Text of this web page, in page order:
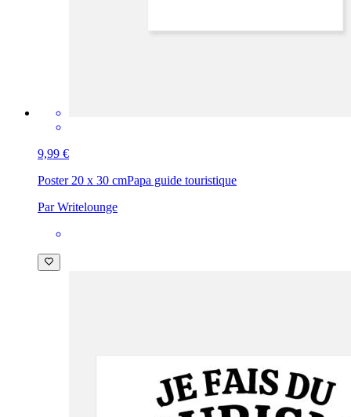
9,99 €
Poster 20 x 30 cmPapa guide touristique
Par Writelounge